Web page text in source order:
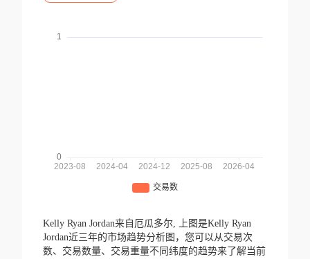
Kelly Ryan Jordan来自厄瓜多尔,
上图是Kelly Ryan
Jordan近三年的市场趋势分析图，您可以从交易次
数、交易数量、交易重量不同纬度的趋势来了解当前